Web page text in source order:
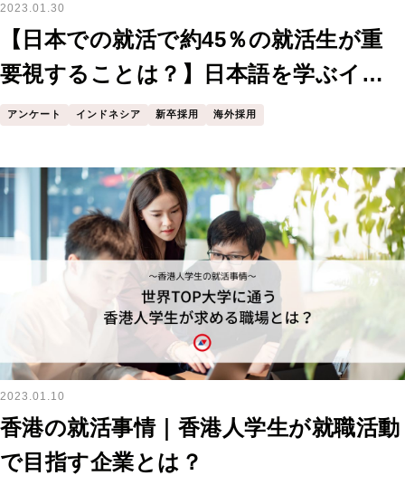
2023.01.30
【日本での就活で約45％の就活生が重
要視することは？】日本語を学ぶイン
ドネシアの理系大学生“約100名”を対象
トを実施！
アンケート インドネシア 新卒採用 海外採用
2023.01.10
香港の就活事情｜香港人学生が就職活動
で目指す企業とは？